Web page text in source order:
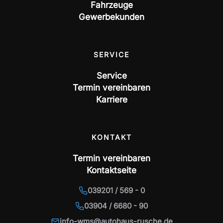
Fahrzeuge
Gewerbekunden
SERVICE
Service
Termin vereinbaren
Karriere
KONTAKT
Termin vereinbaren
Kontaktseite
039201 / 569 - 0
03904 / 6680 - 90